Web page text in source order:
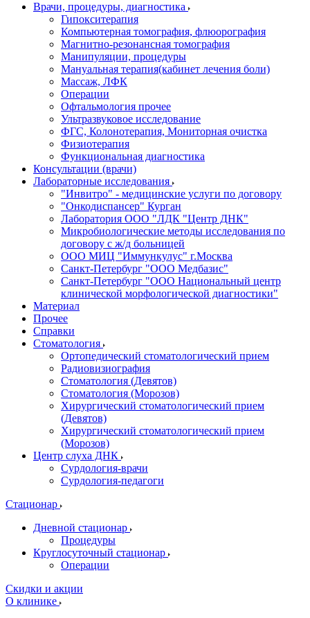
Врачи, процедуры, диагностика
Гипокситерапия
Компьютерная томография, флюорография
Магнитно-резонансная томография
Манипуляции, процедуры
Мануальная терапия(кабинет лечения боли)
Массаж, ЛФК
Операции
Офтальмология прочее
Ультразвуковое исследование
ФГС, Колонотерапия, Мониторная очистка
Физиотерапия
Функциональная диагностика
Консультации (врачи)
Лабораторные исследования
"Инвитро" - медицинские услуги по договору
"Онкодиспансер" Курган
Лаборатория ООО "ЛДК "Центр ДНК"
Микробиологические методы исследования по
договору с ж/д больницей
ООО МИЦ "Иммункулус" г.Москва
Санкт-Петербург "ООО Медбазис"
Санкт-Петербург "ООО Национальный центр
клинической морфологической диагностики"
Материал
Прочее
Справки
Стоматология
Ортопедический стоматологический прием
Радиовизиография
Стоматология (Девятов)
Стоматология (Морозов)
Хирургический стоматологический прием
(Девятов)
Хирургический стоматологический прием
(Морозов)
Центр слуха ДНК
Сурдология-врачи
Сурдология-педагоги
Стационар
Дневной стационар
Процедуры
Круглосуточный стационар
Операции
Скидки и акции
О клинике